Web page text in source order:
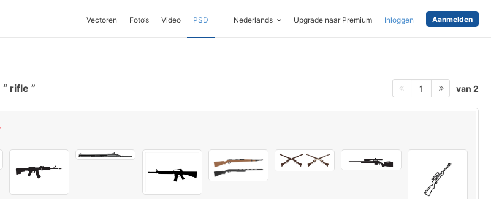
Vectoren Foto‘s Video PSD Nederlands Upgrade naar Premium Inloggen Aanmelden
rifle 1 van 2